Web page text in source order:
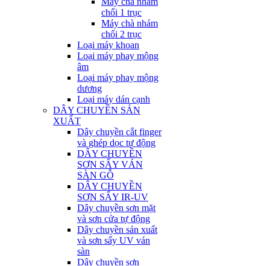
chổi 1 trục
Máy chà nhám
chổi 2 trục
Loại máy khoan
Loại máy phay mộng
âm
Loại máy phay mộng
dương
Loại máy dán cạnh
DÂY CHUYỀN SẢN
XUẤT
Dây chuyền cắt finger
và ghép dọc tự động
DÂY CHUYỀN
SƠN SẤY VÁN
SÀN GỖ
DÂY CHUYỀN
SƠN SẤY IR-UV
Dây chuyền sơn mặt
và sơn cửa tự động
Dây chuyền sản xuất
và sơn sấy UV ván
sàn
Dây chuyền sơn